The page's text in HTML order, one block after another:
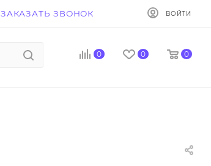
ЗАКАЗАТЬ ЗВОНОК ВОЙТИ
0 0 0